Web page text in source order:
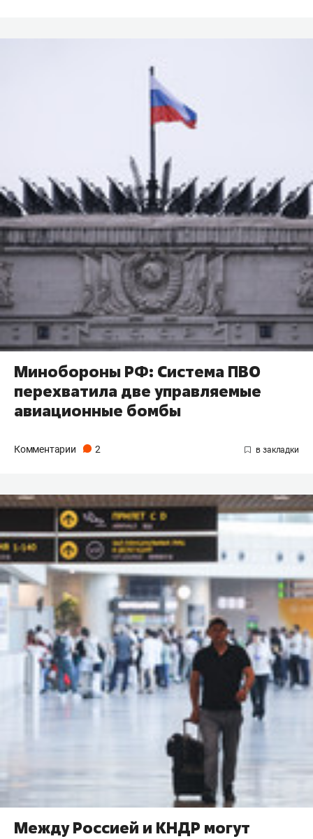
Минобороны РФ: Система ПВО
перехватила две управляемые
авиационные бомбы
Комментарии 2
Между Россией и КНДР могут